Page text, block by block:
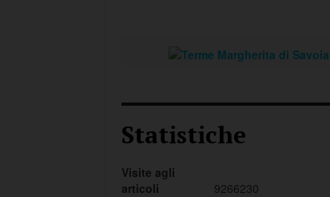
Statistiche
Visite agli
articoli
9266230